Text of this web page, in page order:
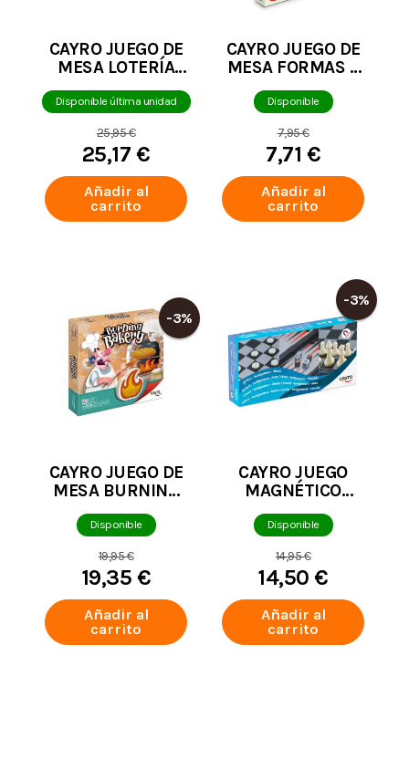
CAYRO JUEGO DE
MESA LOTERÍA
Disponible última unidad
25,95 €
25,17 €
Añadir al
carrito
CAYRO JUEGO DE
MESA FORMAS Y
Disponible
7,95 €
7,71 €
Añadir al
carrito
-3%
CAYRO JUEGO DE
MESA BURNING
Disponible
19,95 €
19,35 €
Añadir al
carrito
-3%
CAYRO JUEGO
MAGNÉTICO
BACKGAMMON
Disponible
14,95 €
14,50 €
Añadir al
carrito